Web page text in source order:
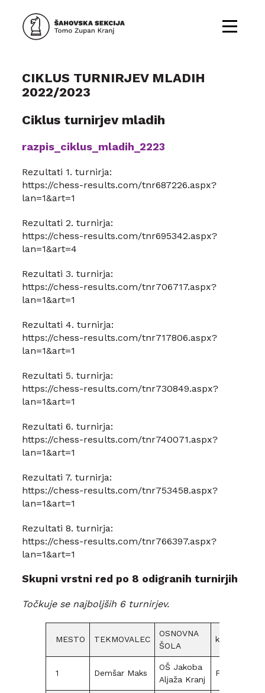
CIKLUS TURNIRJEV MLADIH
2022/2023
Ciklus turnirjev mladih
razpis_ciklus_mladih_2223
Rezultati 1. turnirja:
https://chess-results.com/tnr687226.aspx?
lan=1&art=1
Rezultati 2. turnirja:
https://chess-results.com/tnr695342.aspx?
lan=1&art=4
Rezultati 3. turnirja:
https://chess-results.com/tnr706717.aspx?
lan=1&art=1
Rezultati 4. turnirja:
https://chess-results.com/tnr717806.aspx?
lan=1&art=1
Rezultati 5. turnirja:
https://chess-results.com/tnr730849.aspx?
lan=1&art=1
Rezultati 6. turnirja:
https://chess-results.com/tnr740071.aspx?
lan=1&art=1
Rezultati 7. turnirja:
https://chess-results.com/tnr753458.aspx?
lan=1&art=1
Rezultati 8. turnirja:
https://chess-results.com/tnr766397.aspx?
lan=1&art=1
Skupni vrstni red po 8 odigranih turnirjih
Točkuje se najboljših 6 turnirjev.
MESTO TEKMOVALEC
OSNOVNA
ŠOLA
kat.
1 Demšar Maks
OŠ Jakoba
Aljaža Kranj
F15